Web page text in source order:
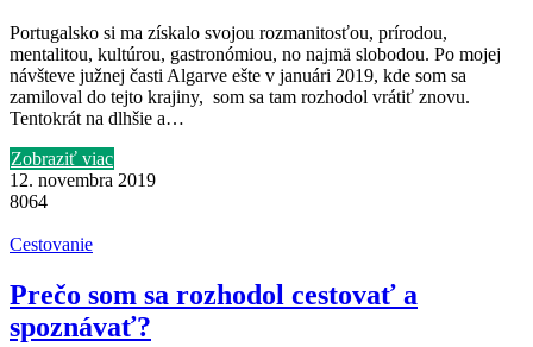
Portugalsko si ma získalo svojou rozmanitosťou, prírodou,
mentalitou, kultúrou, gastronómiou, no najmä slobodou. Po mojej
návšteve južnej časti Algarve ešte v januári 2019, kde som sa
zamiloval do tejto krajiny, som sa tam rozhodol vrátiť znovu.
Tentokrát na dlhšie a…
Zobraziť viac
12. novembra 2019
8064
Cestovanie
Prečo som sa rozhodol cestovať a
spoznávať?